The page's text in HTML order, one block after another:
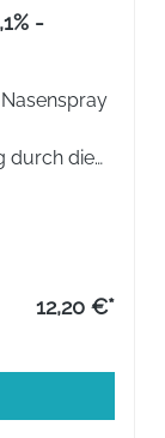
-
durch die
Heilung
12,20 €*